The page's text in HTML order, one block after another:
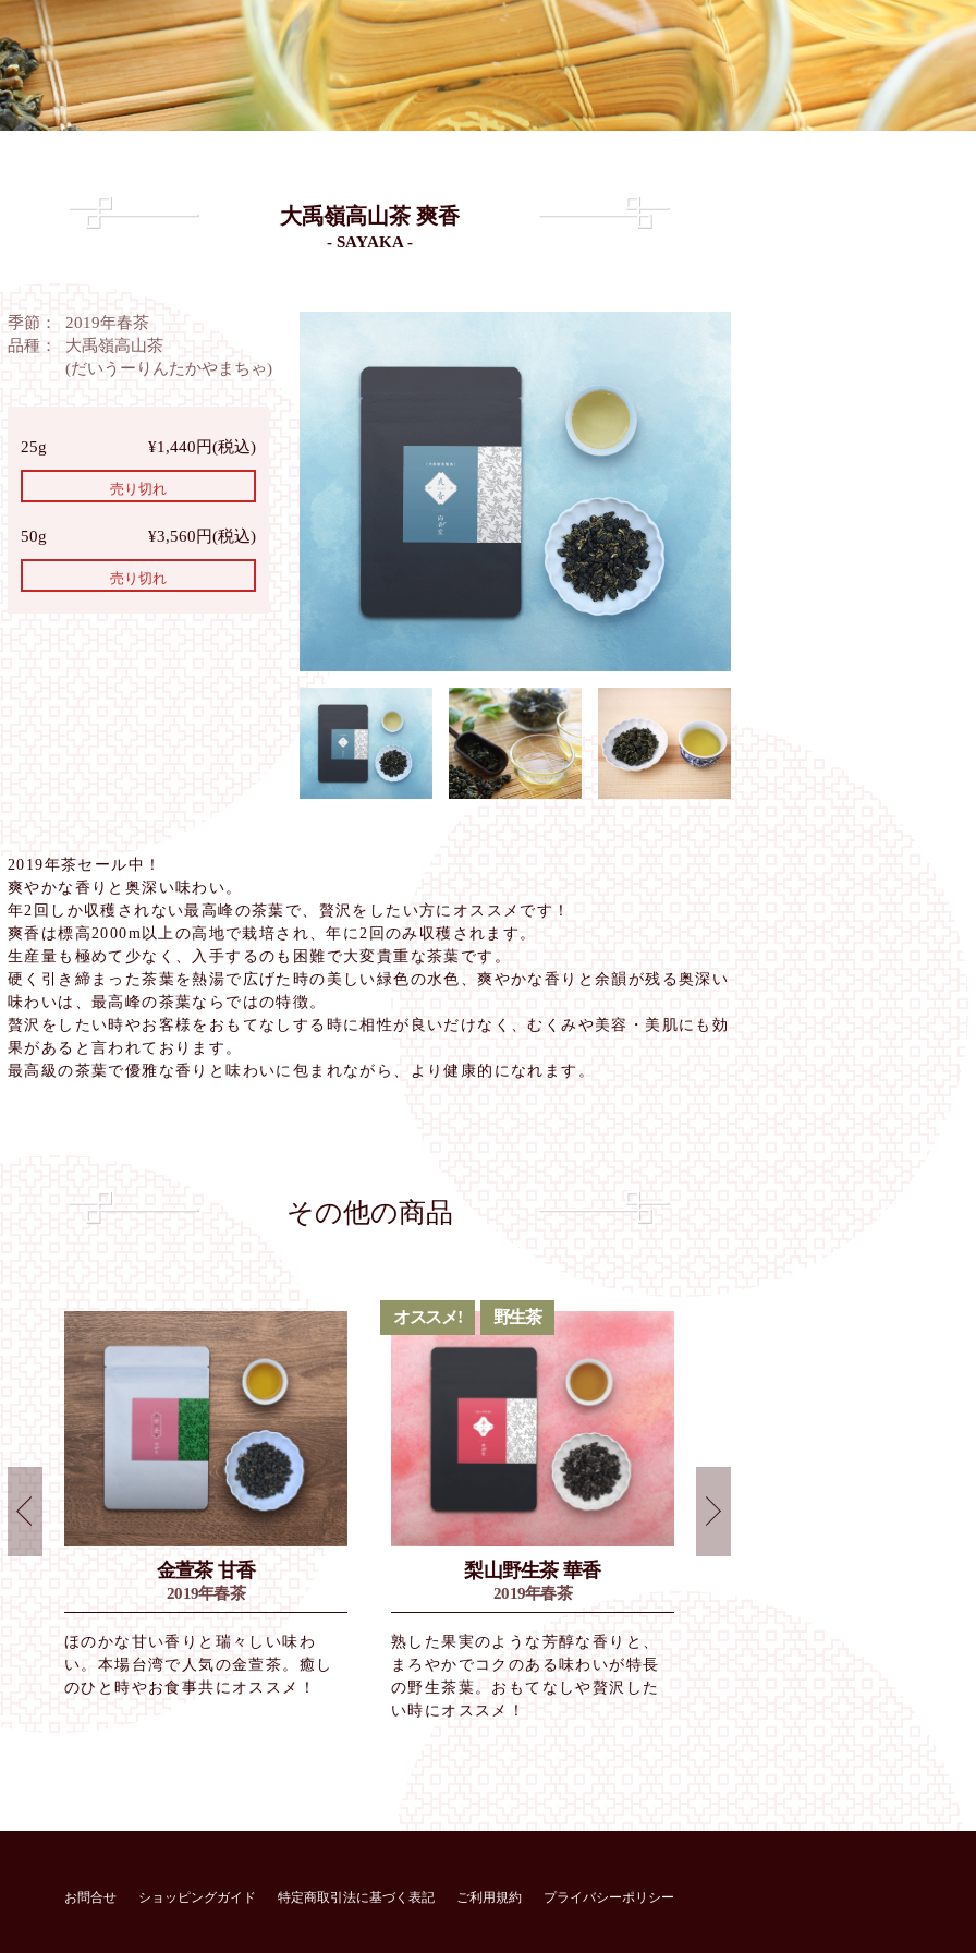
大禹嶺高山茶 爽香
- SAYAKA -
季節：
2019年春茶
品種：
大禹嶺高山茶
(だいうーりんたかやまちゃ)
25g ¥1,440円(税込)
売り切れ
50g ¥3,560円(税込)
売り切れ
2019年茶セール中！
爽やかな香りと奥深い味わい。
年2回しか収穫されない最高峰の茶葉で、贅沢をしたい方にオススメです！
爽香は標高2000m以上の高地で栽培され、年に2回のみ収穫されます。
生産量も極めて少なく、入手するのも困難で大変貴重な茶葉です。
硬く引き締まった茶葉を熱湯で広げた時の美しい緑色の水色、爽やかな香りと余韻が残る奥深い
味わいは、最高峰の茶葉ならではの特徴。
贅沢をしたい時やお客様をおもてなしする時に相性が良いだけなく、むくみや美容・美肌にも効
果があると言われております。
最高級の茶葉で優雅な香りと味わいに包まれながら、より健康的になれます。
その他の商品
金萱茶 甘香
2019年春茶
ほのかな甘い香りと瑞々しい味わ
い。本場台湾で人気の金萱茶。癒し
のひと時やお食事共にオススメ！
オススメ! 野生茶
梨山野生茶 華香
2019年春茶
熟した果実のような芳醇な香りと、
まろやかでコクのある味わいが特長
の野生茶葉。おもてなしや贅沢した
い時にオススメ！
お問合せ ショッピングガイド 特定商取引法に基づく表記 ご利用規約 プライバシーポリシー